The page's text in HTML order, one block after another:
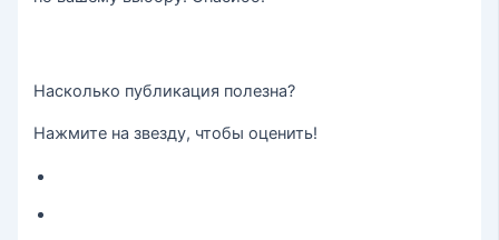
Насколько публикация полезна?
Нажмите на звезду, чтобы оценить!